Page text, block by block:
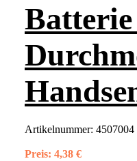
Artikelnummer: 4507004
Preis: 4,38 €